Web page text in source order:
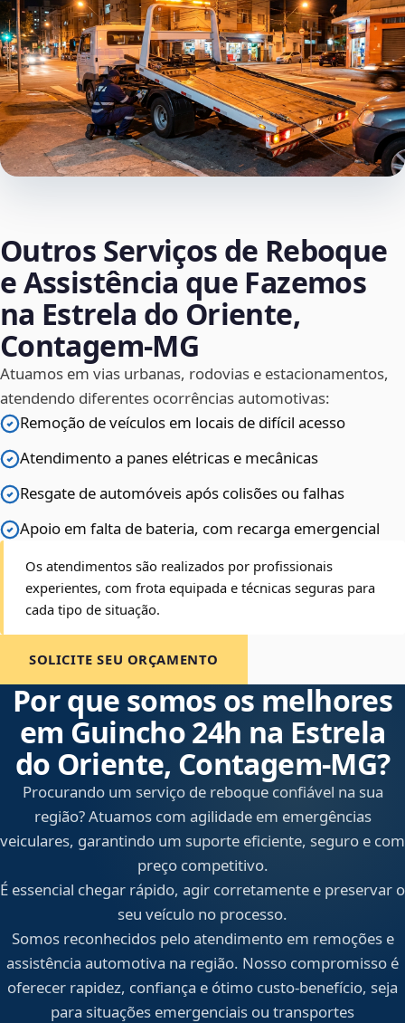
Outros Serviços de Reboque
e Assistência que Fazemos
na Estrela do Oriente,
Contagem‑MG
Atuamos em vias urbanas, rodovias e estacionamentos,
atendendo diferentes ocorrências automotivas:
Remoção de veículos em locais de difícil acesso
Atendimento a panes elétricas e mecânicas
Resgate de automóveis após colisões ou falhas
Apoio em falta de bateria, com recarga emergencial
Os atendimentos são realizados por profissionais
experientes, com frota equipada e técnicas seguras para
cada tipo de situação.
SOLICITE SEU ORÇAMENTO
Por que somos os melhores
em Guincho 24h na Estrela
do Oriente, Contagem‑MG?
Procurando um serviço de reboque confiável na sua
região? Atuamos com agilidade em emergências
veiculares, garantindo um suporte eficiente, seguro e com
preço competitivo.
É essencial chegar rápido, agir corretamente e preservar o
seu veículo no processo.
Somos reconhecidos pelo atendimento em remoções e
assistência automotiva na região. Nosso compromisso é
oferecer rapidez, confiança e ótimo custo-benefício, seja
para situações emergenciais ou transportes